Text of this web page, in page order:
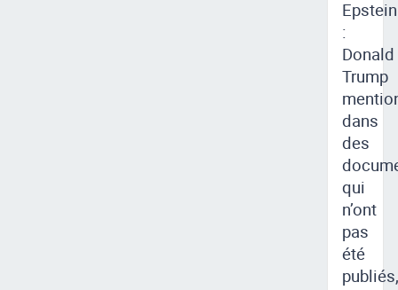
Epstein
:
Donald
Trump
dans
des
qui
n’ont
pas
été
publiés,